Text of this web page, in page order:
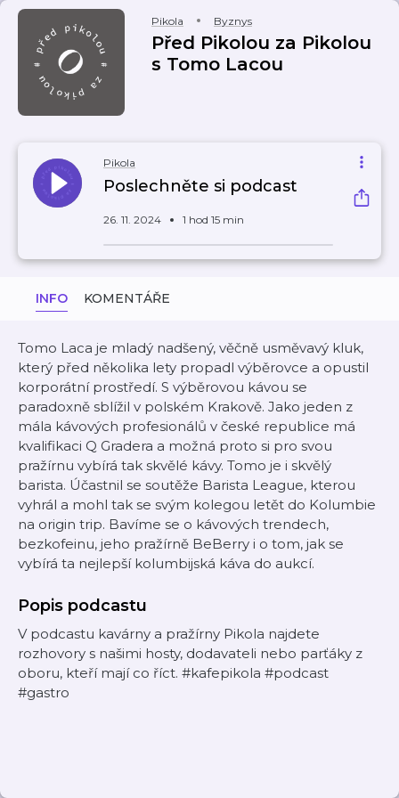
Pikola Byznys
Před Pikolou za Pikolou
s Tomo Lacou
Pikola
Poslechněte si podcast
26. 11. 2024 1 hod 15 min
INFO KOMENTÁŘE
Tomo Laca je mladý nadšený, věčně usměvavý kluk,
který před několika lety propadl výběrovce a opustil
korporátní prostředí. S výběrovou kávou se
paradoxně sblížil v polském Krakově. Jako jeden z
mála kávových profesionálů v české republice má
kvalifikaci Q Gradera a možná proto si pro svou
pražírnu vybírá tak skvělé kávy. Tomo je i skvělý
barista. Účastnil se soutěže Barista League, kterou
vyhrál a mohl tak se svým kolegou letět do Kolumbie
na origin trip. Bavíme se o kávových trendech,
bezkofeinu, jeho pražírně BeBerry i o tom, jak se
vybírá ta nejlepší kolumbijská káva do aukcí.
Popis podcastu
V podcastu kavárny a pražírny Pikola najdete
rozhovory s našimi hosty, dodavateli nebo parťáky z
oboru, kteří mají co říct. #kafepikola #podcast
#gastro